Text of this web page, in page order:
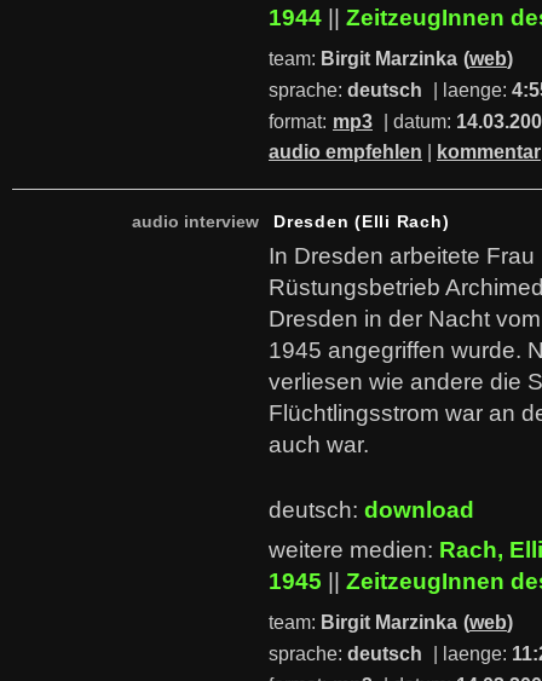
1944
ZeitzeugInnen
team: Birgit Marzinka (web)
sprache: deutsch | laenge:
format: mp3 | datum:
audio empfehlen
kommentar
audio interview Dresden (Elli Rach)
In Dresden arbeitete
Rüstungsbetrieb
Dresden in der Nacht
1945 angegriffen wurde.
verliesen wie andere die
Flüchtlingsstrom war an
auch war.
deutsch: download
weitere medien: Rach, Elli
1945
ZeitzeugInnen
team: Birgit Marzinka (web)
sprache: deutsch | laenge: